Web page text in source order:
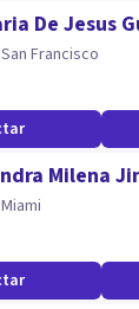
De Jesus
San Francisco
Milena
Miami